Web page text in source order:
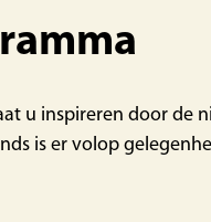
u inspireren door de
is er volop